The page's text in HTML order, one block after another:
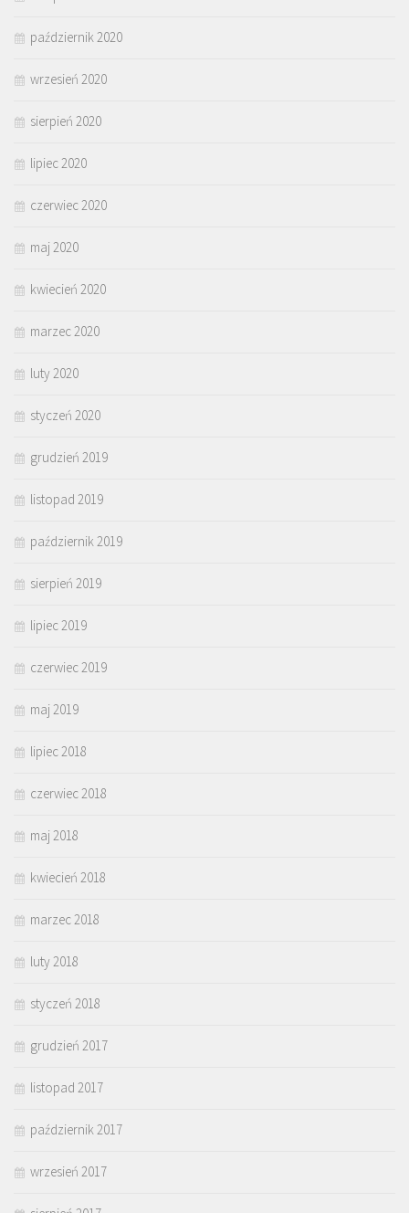
październik 2020
wrzesień 2020
sierpień 2020
lipiec 2020
czerwiec 2020
maj 2020
kwiecień 2020
marzec 2020
luty 2020
styczeń 2020
grudzień 2019
listopad 2019
październik 2019
sierpień 2019
lipiec 2019
czerwiec 2019
maj 2019
lipiec 2018
czerwiec 2018
maj 2018
kwiecień 2018
marzec 2018
luty 2018
styczeń 2018
grudzień 2017
listopad 2017
październik 2017
wrzesień 2017